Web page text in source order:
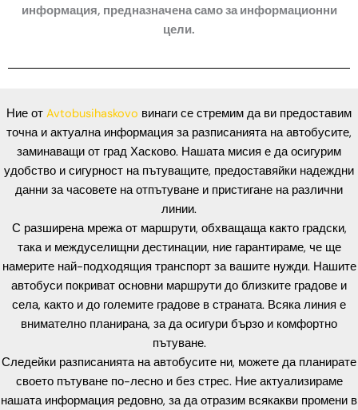
информация, предназначена само за информационни
цели.
Ние от Avtobusihaskovo винаги се стремим да ви предоставим
точна и актуална информация за разписанията на автобусите,
заминаващи от град Хасково. Нашата мисия е да осигурим
удобство и сигурност на пътуващите, предоставяйки надеждни
данни за часовете на отпътуване и пристигане на различни
линии.
С разширена мрежа от маршрути, обхващаща както градски,
така и междуселищни дестинации, ние гарантираме, че ще
намерите най-подходящия транспорт за вашите нужди. Нашите
автобуси покриват основни маршрути до близките градове и
села, както и до големите градове в страната. Всяка линия е
внимателно планирана, за да осигури бързо и комфортно
пътуване.
Следейки разписанията на автобусите ни, можете да планирате
своето пътуване по-лесно и без стрес. Ние актуализираме
нашата информация редовно, за да отразим всякакви промени в